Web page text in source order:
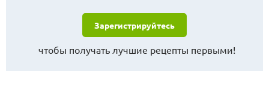
Зарегистрируйтесь
чтобы получать лучшие рецепты первыми!